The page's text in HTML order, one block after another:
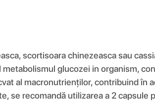
scortisoara chinezeasca sau
glucozei in organism,
al macronutrienților, contribuind în
se recomandă utilizarea a 2 capsule